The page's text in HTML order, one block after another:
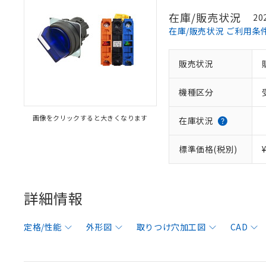
画像をクリックすると大きくなります
在庫/販売状況
在庫/販売状況 ご利用条
販売状況
機種区分
在庫状況
標準価格(税別)
詳細情報
定格/性能 外形図 取りつけ穴加工図 CAD